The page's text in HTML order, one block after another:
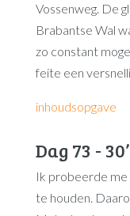
Vossenweg. De
Brabantse Wal
zo constant
feite een
inhoudsopgave
Dag 73 -
Ik probeerde me
te houden.